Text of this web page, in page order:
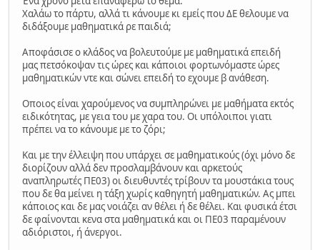
Χαλάω το πάρτυ, αλλά τι κάνουμε κι εμείς που ΔΕ θελουμε να
διδάξουμε μαθηματικά ρε παιδιά;
Αποφάσισε ο κλάδος να βολευτούμε με μαθηματικά επειδή
μας πετσόκοψαν τις ώρες και κάποιοι φορτωνόμαστε ώρες
μαθηματικών ντε και σώνει επειδή το εχουμε β ανάθεση.
Οποιος είναι χαρούμενος να συμπληρώνει με μαθήματα εκτός
ειδικότητας, με γεια του με χαρα του. Οι υπόλοιποι γιατι
πρέπει να το κάνουμε με το ζόρι;
Και με την έλλειψη που υπάρχει σε μαθηματικούς (όχι μόνο δε
διορίζουν αλλά δεν προσλαμβάνουν και αρκετούς
αναπληρωτές ΠΕ03) οι διευθυντές τρίβουν τα μουστάκια τους
που δε θα μείνει η τάξη χωρίς καθηγητή μαθηματικών. Ας μπει
κάποιος και δε μας νοιάζει αν θέλει ή δε θέλει. Και φυσικά έτσι
δε φαίνονται κενα στα μαθηματικά και οι ΠΕ03 παραμένουν
αδιόριστοι, ή άνεργοι.